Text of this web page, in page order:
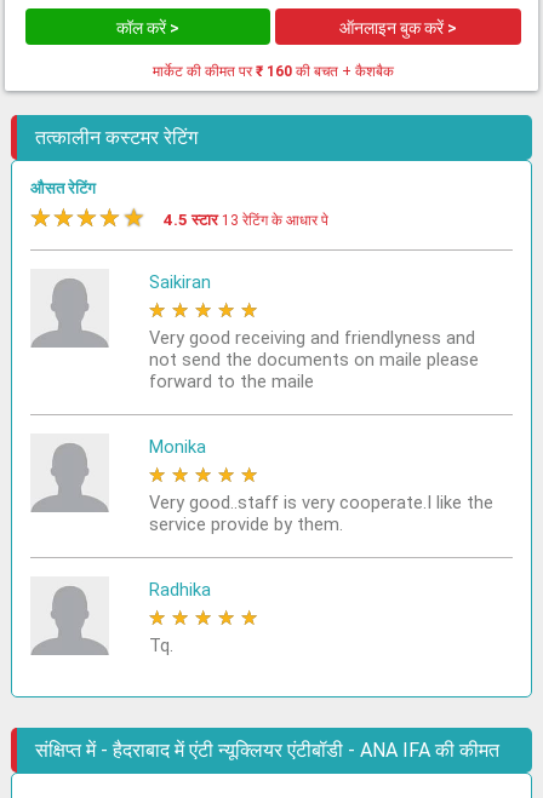
कॉल करें > ऑनलाइन बुक करें >
मार्केट की कीमत पर₹ 160की बचत + कैशबैक
तत्कालीन कस्टमर रेटिंग
औसत रेटिंग
★★★★★ 4.5 स्टार 13 रेटिंग के आधार पे
Saikiran
★ ★ ★ ★ ★
Very good receiving and friendlyness and
not send the documents on maile please
forward to the maile
Monika
★ ★ ★ ★ ★
Very good..staff is very cooperate.I like the
service provide by them.
Radhika
★ ★ ★ ★ ★
Tq.
संक्षिप्त में - हैदराबाद में एंटी न्यूक्लियर एंटीबॉडी - ANA IFA की कीमत